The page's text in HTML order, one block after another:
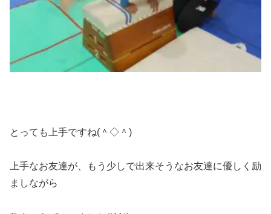
とっても上手ですね(＾◇＾)
上手なお友達が、もう少しで出来そうなお友達に優しく励
ましながら